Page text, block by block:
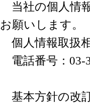
当社の個人情
お願いします。
個人情報取扱
電話番号：03-
基本方針の改